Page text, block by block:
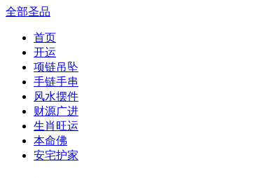
全部圣品
首页
开运
项链吊坠
手链手串
风水摆件
财源广进
生肖旺运
本命佛
安宅护家